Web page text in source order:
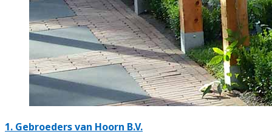
1. Gebroeders van Hoorn B.V.